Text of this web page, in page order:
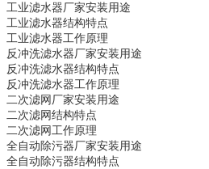
工业滤水器厂家安装用途
工业滤水器结构特点
工业滤水器工作原理
反冲洗滤水器厂家安装用途
反冲洗滤水器结构特点
反冲洗滤水器工作原理
二次滤网厂家安装用途
二次滤网结构特点
二次滤网工作原理
全自动除污器厂家安装用途
全自动除污器结构特点